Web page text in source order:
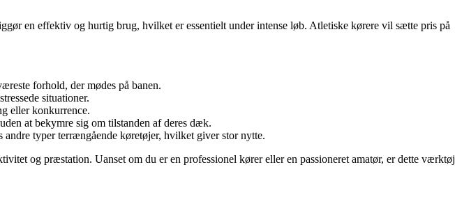
en effektiv og hurtig brug, hvilket er essentielt under intense løb. Atletiske kørere vil sætte pris på
forhold, der mødes på banen.
situationer.
eller konkurrence.
at bekymre sig om tilstanden af deres dæk.
typer terrængående køretøjer, hvilket giver stor nytte.
og præstation. Uanset om du er en professionel kører eller en passioneret amatør, er dette værktøj